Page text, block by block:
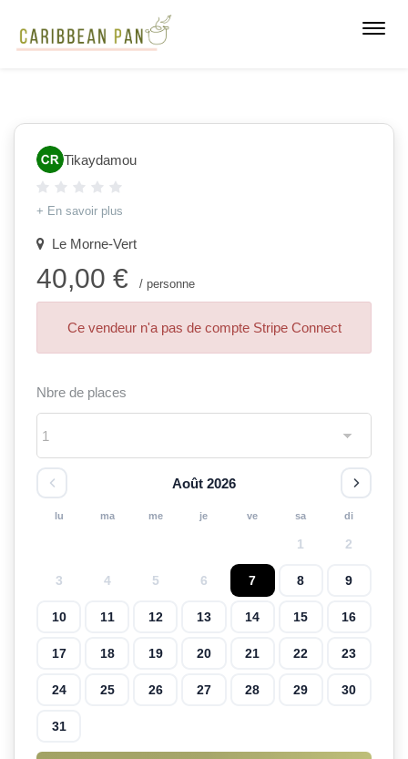
Tikaydamou
+ En savoir plus
Le Morne-Vert
40,00 € / personne
Ce vendeur n'a pas de compte Stripe Connect
Nbre de places
Août 2026
lu ma me je ve sa di
1 2
3 4 5 6 7 8 9
10 11 12 13 14 15 16
17 18 19 20 21 22 23
24 25 26 27 28 29 30
31